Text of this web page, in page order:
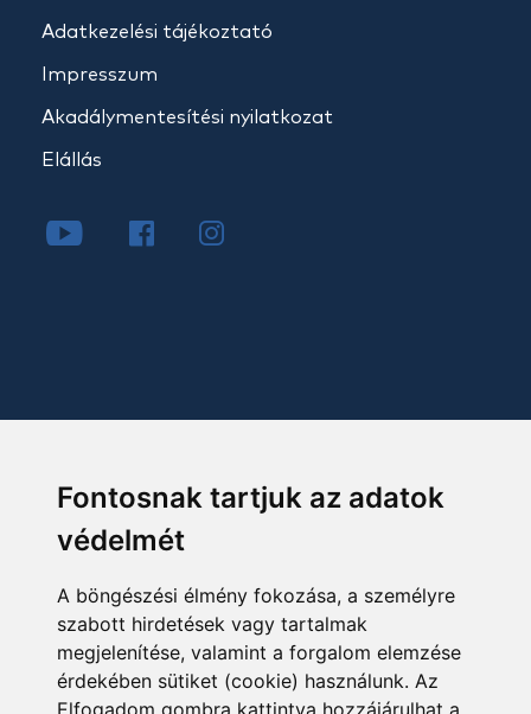
Fontosnak tartjuk az adatok
védelmét
A böngészési élmény fokozása, a személyre
szabott hirdetések vagy tartalmak
megjelenítése, valamint a forgalom elemzése
érdekében sütiket (cookie) használunk. Az
Elfogadom gombra kattintva hozzájárulhat a
Adatkezelési tájékoztató
Impresszum
Akadálymentesítési nyilatkozat
Elállás